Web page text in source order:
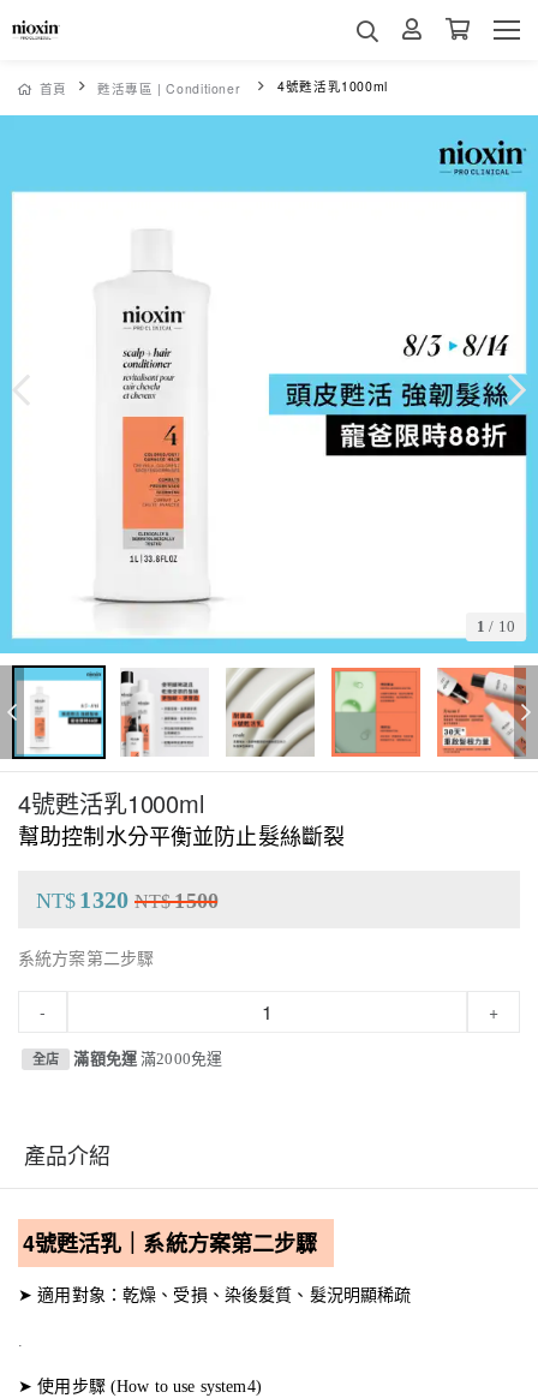
首頁 甦活專區 | Conditioner 4號甦活乳1000ml
1 / 10
4號甦活乳1000ml
幫助控制水分平衡並防止髮絲斷裂
NT$ 1320 NT$1500
系統方案第二步驟
- +
全店 滿額免運滿2000免運
產品介紹
4號甦活乳｜系統方案第二步驟
➤ 適用對象：乾燥、受損、染後髮質、髮況明顯稀疏
.
➤ 使用步驟 (How to use system4)